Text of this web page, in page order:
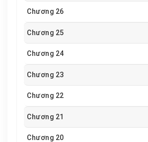
Chương 26
Chương 25
Chương 24
Chương 23
Chương 22
Chương 21
Chương 20